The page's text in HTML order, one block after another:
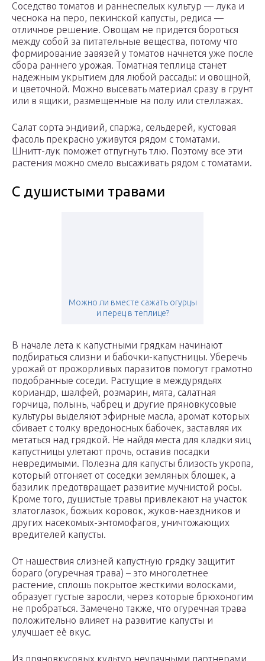
Соседство томатов и раннеспелых культур — лука и
чеснока на перо, пекинской капусты, редиса —
отличное решение. Овощам не придется бороться
между собой за питательные вещества, потому что
формирование завязей у томатов начнется уже после
сбора раннего урожая. Томатная теплица станет
надежным укрытием для любой рассады: и овощной,
и цветочной. Можно высевать материал сразу в грунт
или в ящики, размещенные на полу или стеллажах.
Салат сорта эндивий, спаржа, сельдерей, кустовая
фасоль прекрасно уживутся рядом с томатами.
Шнитт-лук поможет отпугнуть тлю. Поэтому все эти
растения можно смело высаживать рядом с томатами.
С душистыми травами
Можно ли вместе сажать огурцы
и перец в теплице?
В начале лета к капустными грядкам начинают
подбираться слизни и бабочки-капустницы. Уберечь
урожай от прожорливых паразитов помогут грамотно
подобранные соседи. Растущие в междурядьях
кориандр, шалфей, розмарин, мята, салатная
горчица, полынь, чабрец и другие пряновкусовые
культуры выделяют эфирные масла, аромат которых
сбивает с толку вредоносных бабочек, заставляя их
метаться над грядкой. Не найдя места для кладки яиц
капустницы улетают прочь, оставив посадки
невредимыми. Полезна для капусты близость укропа,
который отгоняет от соседки земляных блошек, а
базилик предотвращает развитие мучнистой росы.
Кроме того, душистые травы привлекают на участок
златоглазок, божьих коровок, жуков-наездников и
других насекомых-энтомофагов, уничтожающих
вредителей капусты.
От нашествия слизней капустную грядку защитит
бораго (огуречная трава) – это многолетнее
растение, сплошь покрытое жесткими волосками,
образует густые заросли, через которые брюхоногим
не пробраться. Замечено также, что огуречная трава
положительно влияет на развитие капусты и
улучшает её вкус.
Из пряновкусовых культур неудачными партнерами